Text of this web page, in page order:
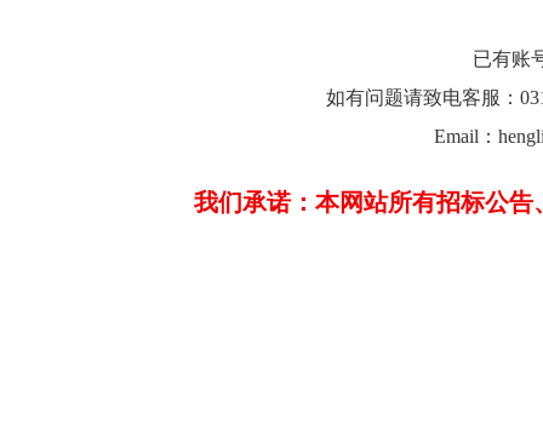
已有账
如有问题请致电客服：
Email：
我们承诺：本网站所有招标公